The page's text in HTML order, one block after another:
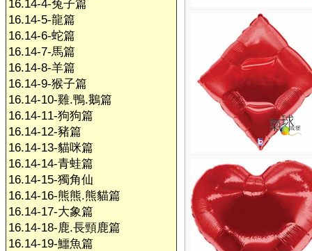
16.14-4-兔子篇
16.14-5-龍篇
16.14-6-蛇篇
16.14-7-馬篇
16.14-8-羊篇
16.14-9-猴子篇
16.14-10-雞.鴨.鵝篇
16.14-11-狗狗篇
16.14-12-豬篇
16.14-13-貓咪篇
16.14-14-青蛙篇
16.14-15-獨角仙
16.14-16-熊熊.熊貓篇
16.14-17-大象篇
16.14-18-鹿.長頸鹿篇
16.14-19-鱷魚篇